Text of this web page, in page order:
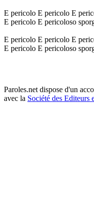
E pericolo E pericolo E
E pericolo E pericoloso
E pericolo E pericolo E
E pericolo E pericoloso
Paroles.net dispose d'un
avec la Société des Editeurs